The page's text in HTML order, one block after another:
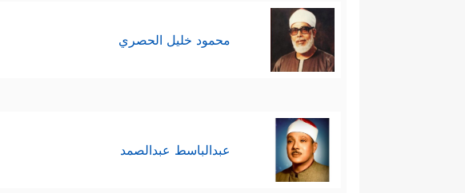
محمود خليل الحصري
عبدالباسط عبدالصمد